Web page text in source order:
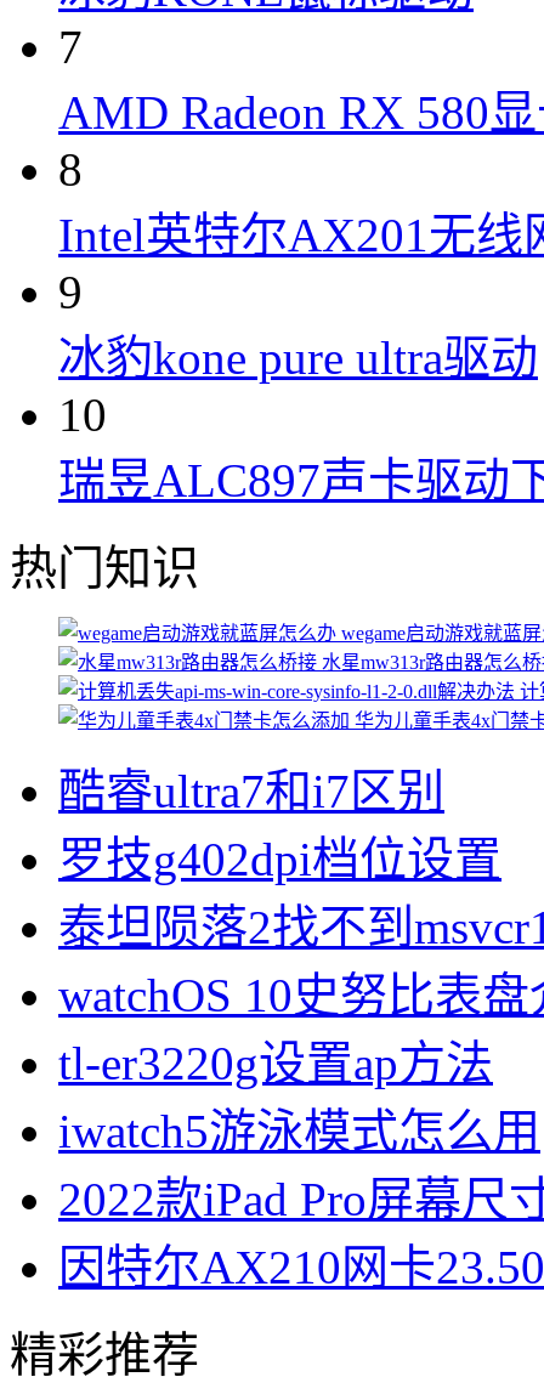
7
AMD Radeon RX 580
8
Intel英特尔AX201无线
9
冰豹kone pure ultra驱动
10
瑞昱ALC897声卡驱动
热门知识
wegame启动游戏就蓝
水星mw313r路由器怎么
计
华为儿童手表4x门禁
酷睿ultra7和i7区别
罗技g402dpi档位设置
泰坦陨落2找不到
watchOS 10史努比表
tl-er3220g设置ap方法
iwatch5游泳模式怎么用
2022款iPad Pro屏幕尺
因特尔AX210网卡
精彩推荐